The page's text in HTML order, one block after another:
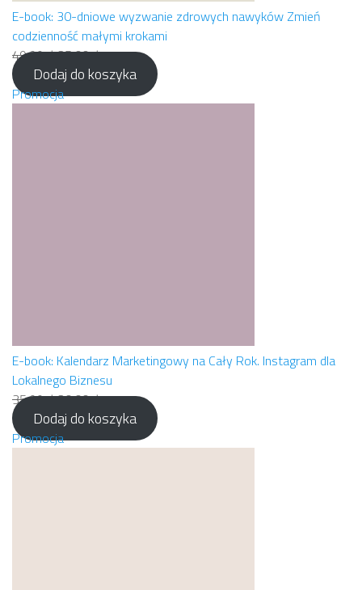
E-book: 30-dniowe wyzwanie zdrowych nawyków Zmień
codzienność małymi krokami
49,99złPierwotna
cena
wynosiła:
25,00złAktualna
cena
wynosi:
Dodaj do koszyka
PromocjaProdukt
E-book: Kalendarz Marketingowy na Cały Rok. Instagram dla
Lokalnego Biznesu
35,99złPierwotna
cena
wynosiła:
20,00złAktualna
cena
wynosi:
Dodaj do koszyka
PromocjaProdukt